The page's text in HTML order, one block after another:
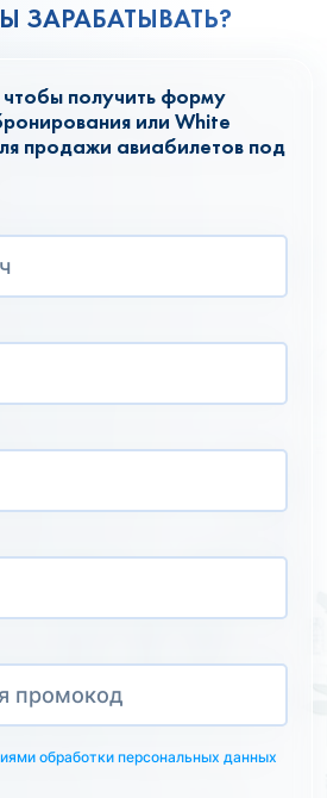
ЗАРАБАТЫВАТЬ?
чтобы получить форму
или White
продажи авиабилетов под
обработки персональных данных